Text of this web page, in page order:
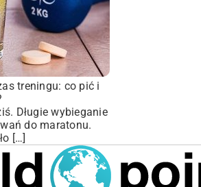
treningu: co pić i
Długie wybieganie
do maratonu.
[…]